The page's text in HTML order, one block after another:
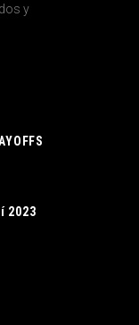
y
2023